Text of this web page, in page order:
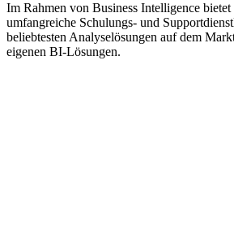
Im Rahmen von Business Intelligence bietet
umfangreiche Schulungs- und
beliebtesten Analyselösungen auf dem
eigenen BI-Lösungen.